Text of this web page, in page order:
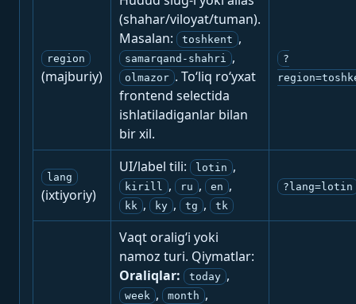
region
(majburiy)
(shahar/viloyat/tuman).
Masalan:
toshkent ,
samarqand-shahri ,
olmazor . To‘liq ro‘yxat
frontend selectida
ishlatiladiganlar bilan
bir xil.
?
lang
(ixtiyoriy)
UI/label tili: lotin ,
kirill , ru , en ,
kk , ky , tg , tk
?lang=lotin
Vaqt oralig‘i yoki
namoz turi. Qiymatlar:
Oraliqlar:
today ,
week , month ,